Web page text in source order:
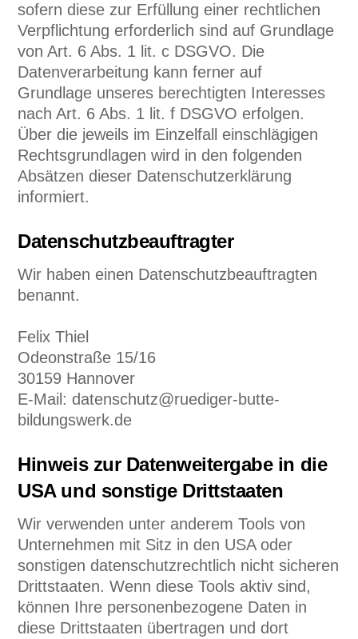
sofern diese zur Erfüllung einer rechtlichen
Verpflichtung erforderlich sind auf Grundlage
von Art. 6 Abs. 1 lit. c DSGVO. Die
Datenverarbeitung kann ferner auf
Grundlage unseres berechtigten Interesses
nach Art. 6 Abs. 1 lit. f DSGVO erfolgen.
Über die jeweils im Einzelfall einschlägigen
Rechtsgrundlagen wird in den folgenden
Absätzen dieser Datenschutzerklärung
informiert.
Datenschutz­beauftragter
Wir haben einen Datenschutzbeauftragten
benannt.
Felix Thiel
Odeonstraße 15/16
30159 Hannover
E-Mail: datenschutz@ruediger-butte-
bildungswerk.de
Hinweis zur Datenweitergabe in die
USA und sonstige Drittstaaten
Wir verwenden unter anderem Tools von
Unternehmen mit Sitz in den USA oder
sonstigen datenschutzrechtlich nicht sicheren
Drittstaaten. Wenn diese Tools aktiv sind,
können Ihre personenbezogene Daten in
diese Drittstaaten übertragen und dort